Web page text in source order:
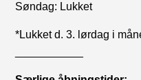
Søndag: Lukket
*Lukket d. 3. lørdag i